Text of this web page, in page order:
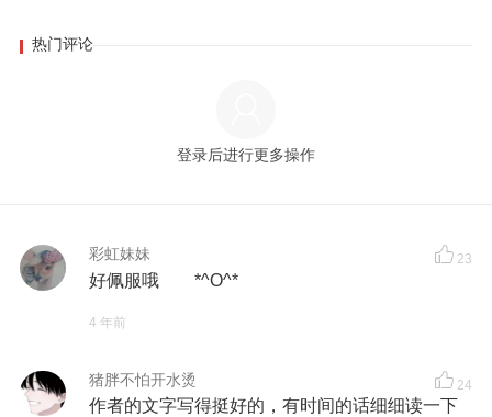
热门评论
登录后进行更多操作
彩虹妹妹 23
好佩服哦 *^O^*
4 年前
猪胖不怕开水烫 24
作者的文字写得挺好的，有时间的话细细读一下